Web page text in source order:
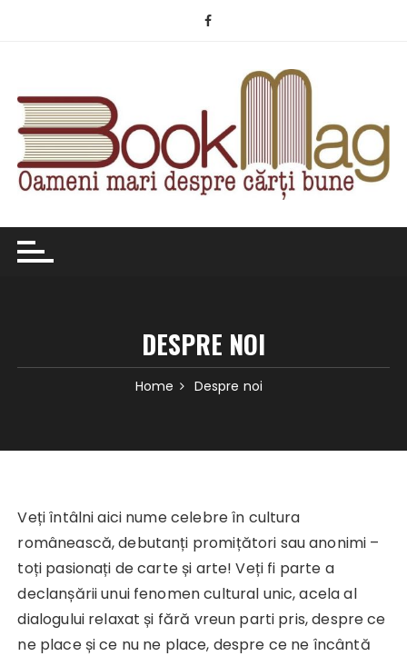
DESPRE NOI
Home Despre noi
Veți întâlni aici nume celebre în cultura
românească, debutanți promițători sau anonimi –
toți pasionați de carte și arte! Veți fi parte a
declanșării unui fenomen cultural unic, acela al
dialogului relaxat și fără vreun parti pris, despre ce
ne place și ce nu ne place, despre ce ne încântă